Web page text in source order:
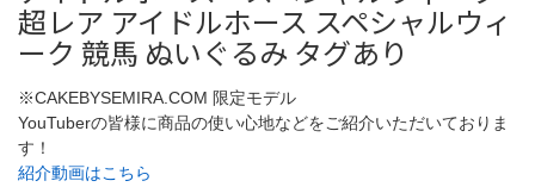
超レア アイドルホース スペシャルウィ
ーク 競馬 ぬいぐるみ タグあり
※CAKEBYSEMIRA.COM 限定モデル
YouTuberの皆様に商品の使い心地などをご紹介いただいておりま
す！
紹介動画はこちら